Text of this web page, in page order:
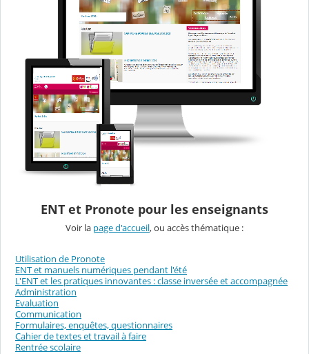
ENT et Pronote pour les enseignants
Voir la page d'accueil, ou accès thématique :
Utilisation de Pronote
ENT et manuels numériques pendant l'été
L'ENT et les pratiques innovantes : classe inversée et accompagnée
Administration
Evaluation
Communication
Formulaires, enquêtes, questionnaires
Cahier de textes et travail à faire
Rentrée scolaire